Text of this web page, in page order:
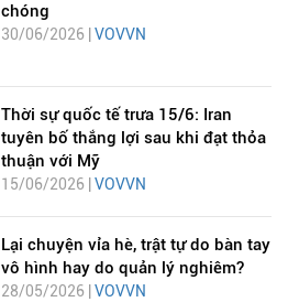
chóng
30/06/2026 | VOVVN
Thời sự quốc tế trưa 15/6: Iran
tuyên bố thắng lợi sau khi đạt thỏa
thuận với Mỹ
15/06/2026 |VOVVN
Lại chuyện vỉa hè, trật tự do bàn tay
vô hình hay do quản lý nghiêm?
28/05/2026 | VOVVN